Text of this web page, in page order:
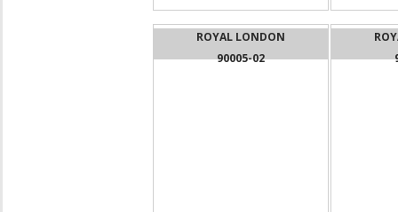
ROYAL LONDON
90005-02